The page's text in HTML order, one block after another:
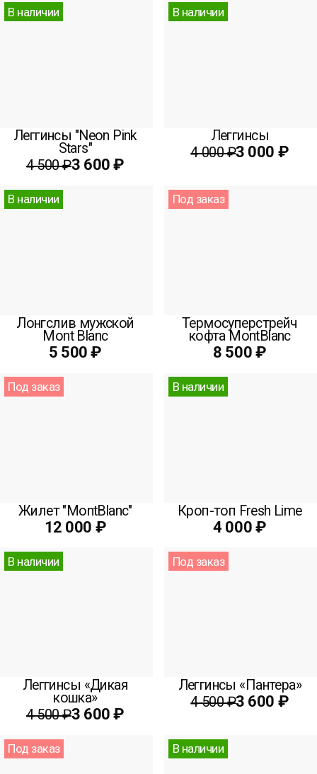
В наличии
Леггинсы "Neon Pink
Stars"
4 500 ₽3 600 ₽
В наличии
Леггинсы
4 000 ₽3 000 ₽
В наличии
Лонгслив мужской
Mont Blanc
5 500 ₽
Под заказ
Термосуперстрейч
кофта MontBlanc
8 500 ₽
Под заказ
Жилет "MontBlanc"
12 000 ₽
В наличии
Кроп-топ Fresh Lime
4 000 ₽
В наличии
Леггинсы «Дикая
кошка»
4 500 ₽3 600 ₽
Под заказ
Леггинсы «Пантера»
4 500 ₽3 600 ₽
Под заказ В наличии